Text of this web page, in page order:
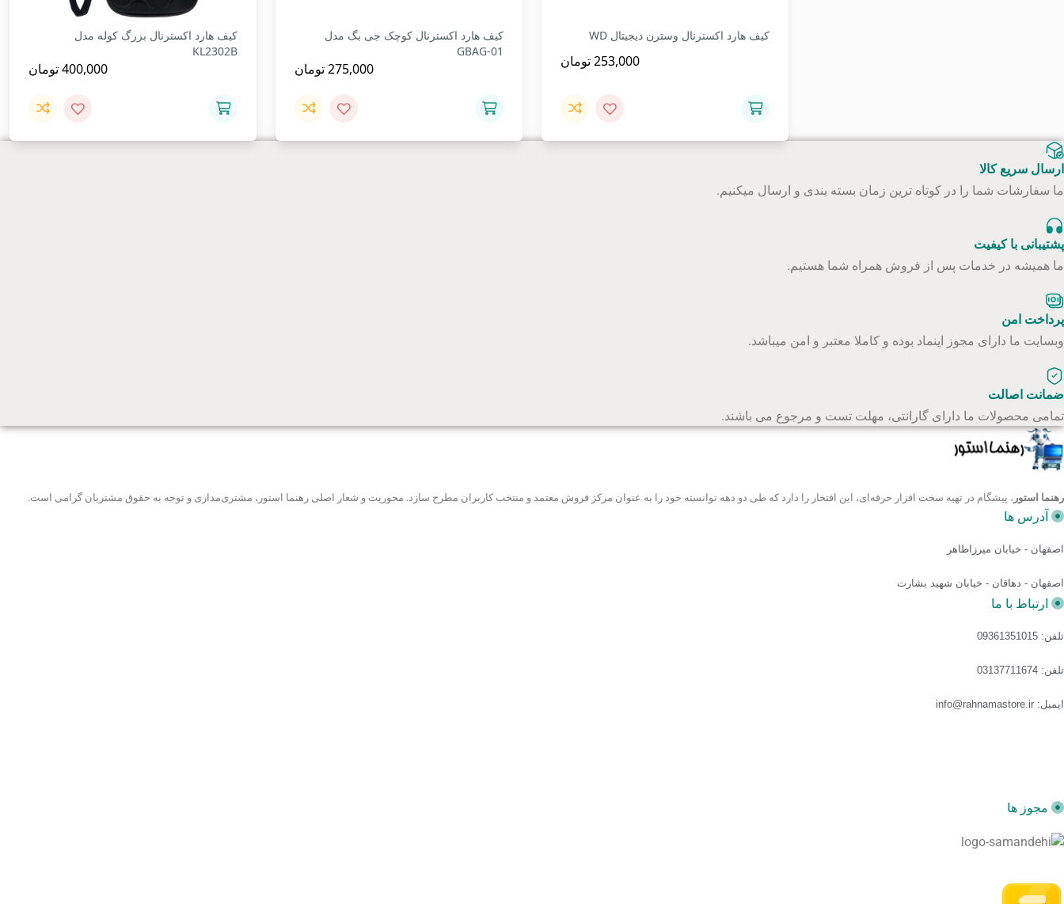
کیف هارد اکسترنال وسترن دیجیتال WD
253,000تومان
کیف هارد اکسترنال کوچک جی بگ مدل
GBAG-01
275,000تومان
کیف هارد اکسترنال بزرگ کوله مدل
KL2302B
400,000تومان
ارسال سریع کالا
ما سفارشات شما را در کوتاه ترین زمان بسته بندی و ارسال میکنیم.
پشتیبانی با کیفیت
ما همیشه در خدمات پس از فروش همراه شما هستیم.
پرداخت امن
وبسایت ما دارای مجوز اینماد بوده و کاملا معتبر و امن میباشد.
ضمانت اصالت
تمامی محصولات ما دارای گارانتی، مهلت تست و مرجوع می باشند.
رهنما استور ، پیشگام در تهیه سخت افزار حرفه‌ای، این افتخار را دارد که طی دو دهه توانسته خود را به عنوان مرکز فروش معتمد و منتخب کاربران مطرح سازد. محوریت و شعار اصلی رهنما استور، مشتری‌مداری و توجه به حقوق مشتریان گرامی است.
آدرس ها
اصفهان - خیابان میرزاطاهر
اصفهان - دهاقان - خیابان شهید بشارت
ارتباط با ما
تلفن: 09361351015
تلفن: 03137711674
ایمیل: info@rahnamastore.ir
مجوز ها